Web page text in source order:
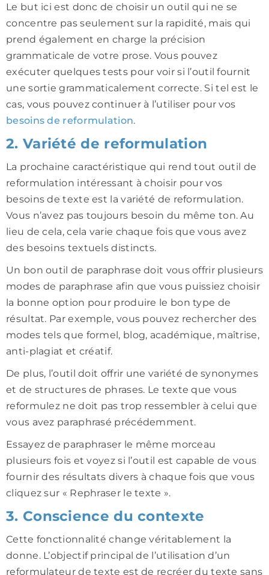
Le but ici est donc de choisir un outil qui ne se
concentre pas seulement sur la rapidité, mais qui
prend également en charge la précision
grammaticale de votre prose. Vous pouvez
exécuter quelques tests pour voir si l’outil fournit
une sortie grammaticalement correcte. Si tel est le
cas, vous pouvez continuer à l’utiliser pour vos
besoins de reformulation.
2. Variété de reformulation
La prochaine caractéristique qui rend tout outil de
reformulation intéressant à choisir pour vos
besoins de texte est la variété de reformulation.
Vous n’avez pas toujours besoin du même ton. Au
lieu de cela, cela varie chaque fois que vous avez
des besoins textuels distincts.
Un bon outil de paraphrase doit vous offrir plusieurs
modes de paraphrase afin que vous puissiez choisir
la bonne option pour produire le bon type de
résultat. Par exemple, vous pouvez rechercher des
modes tels que formel, blog, académique, maîtrise,
anti-plagiat et créatif.
De plus, l’outil doit offrir une variété de synonymes
et de structures de phrases. Le texte que vous
reformulez ne doit pas trop ressembler à celui que
vous avez paraphrasé précédemment.
Essayez de paraphraser le même morceau
plusieurs fois et voyez si l’outil est capable de vous
fournir des résultats divers à chaque fois que vous
cliquez sur « Rephraser le texte ».
3. Conscience du contexte
Cette fonctionnalité change véritablement la
donne. L’objectif principal de l’utilisation d’un
reformulateur de texte est de recréer du texte sans